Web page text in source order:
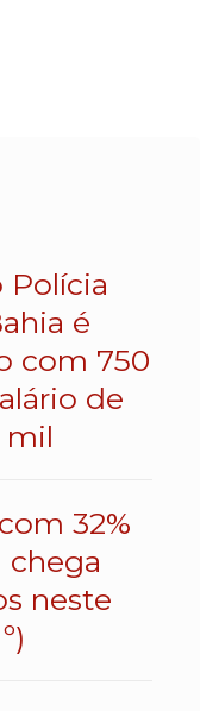
Polícia
é
com 750
de
mil
32%
chega
neste